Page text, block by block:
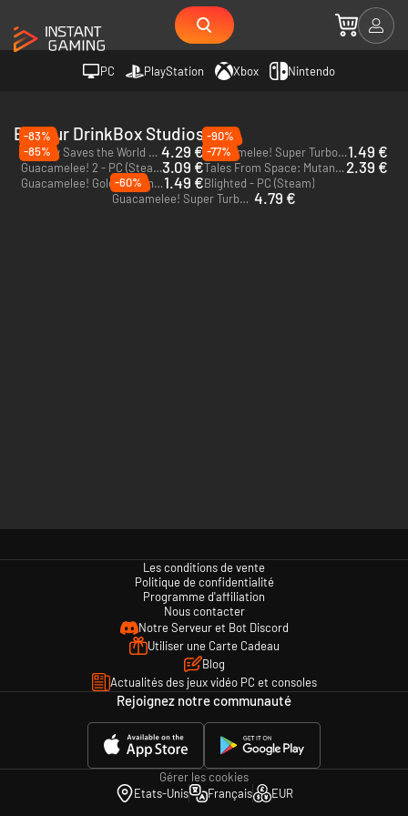
PC PlayStation Xbox Nintendo
Editeur DrinkBox Studios
-83%
Nobody Saves the World - PC (Steam) 4.29 €
-90%
Guacamelee! Super Turbo Championship - PC (Steam)1.49 €
-85%
Guacamelee! 2 - PC (Steam)3.09 €
-77%
Tales From Space: Mutant Blobs Attack - PC & Mac (Steam) 2.39 €
Guacamelee! Gold Edition - PC & Mac (Steam)1.49 €Blighted - PC (Steam)
-60%
Guacamelee! Super Turbo Championship - Xbox One - US 4.79 €
Les conditions de vente
Politique de confidentialité
Programme d'affiliation
Nous contacter
Notre Serveur et Bot Discord
Utiliser une Carte Cadeau
Blog
Actualités des jeux vidéo PC et consoles
Rejoignez notre communauté
Gérer les cookies
Etats-Unis
Français EUR